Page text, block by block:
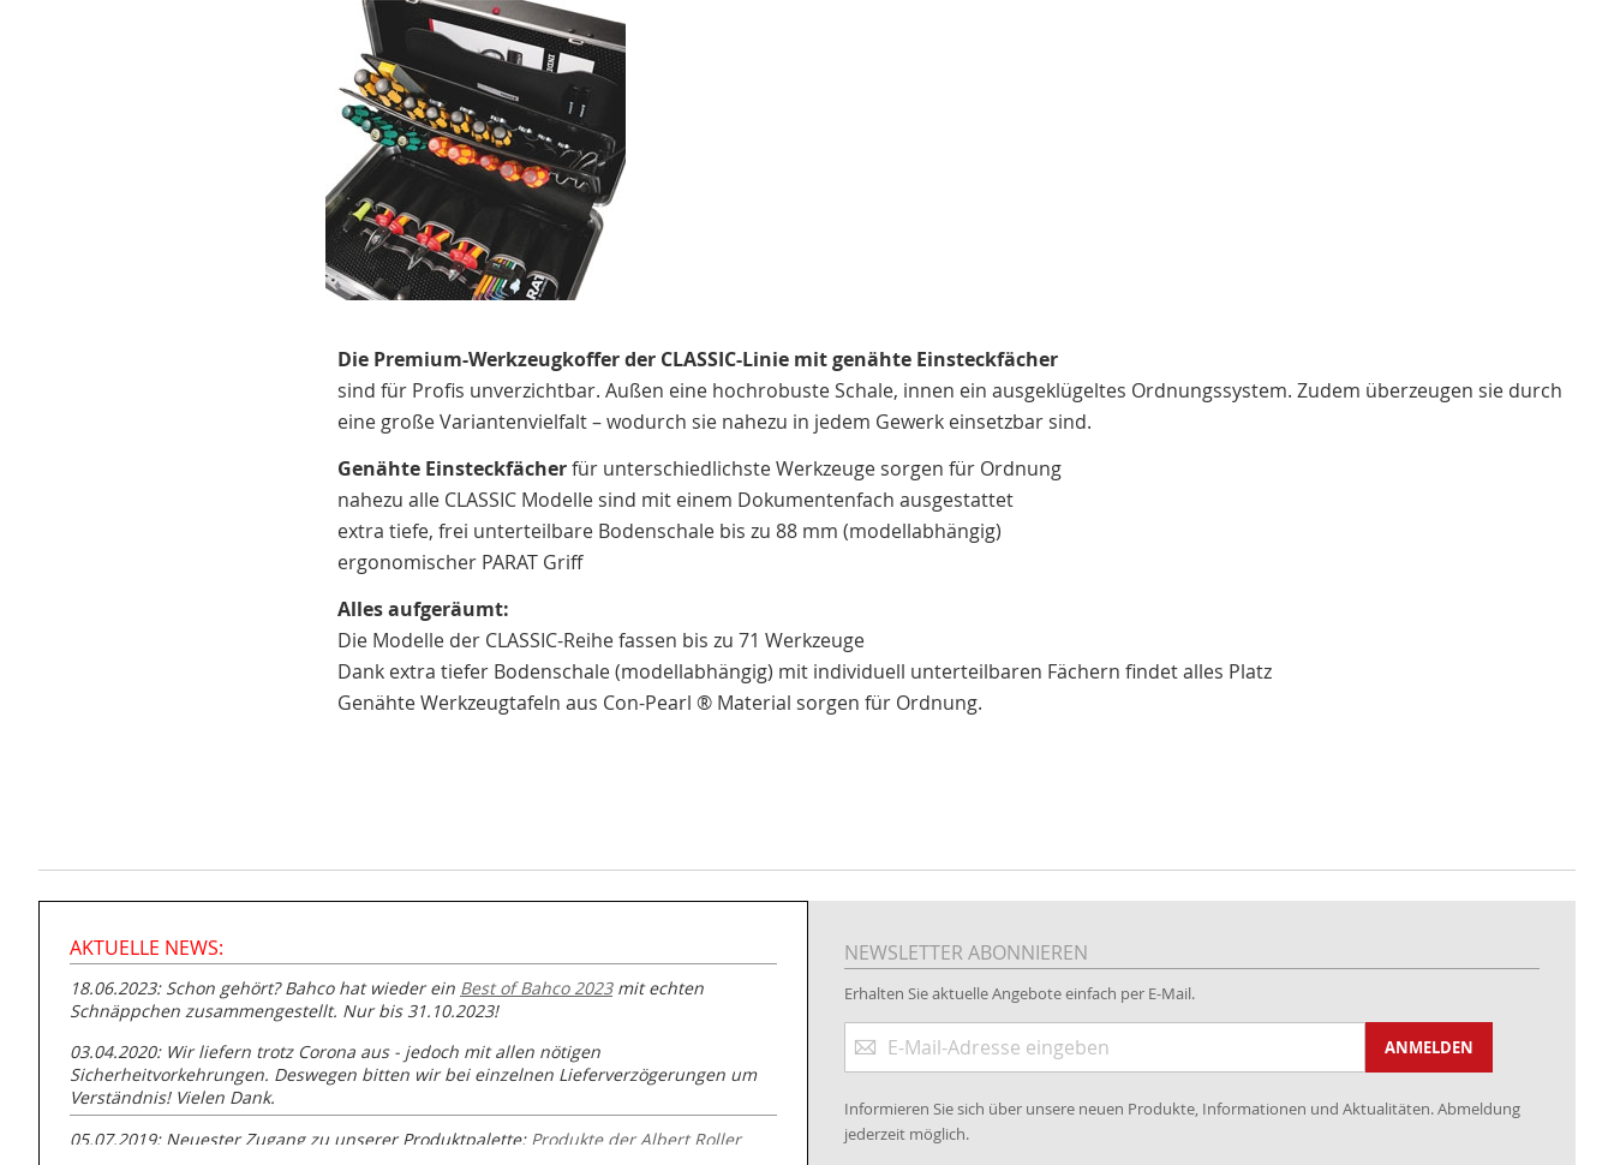
Die Premium-Werkzeugkoffer der CLASSIC-Linie mit genähte Einsteckfächer
sind für Profis unverzichtbar. Außen eine hochrobuste Schale, innen ein ausgeklügeltes Ordnungssystem. Zudem überzeugen sie durch
eine große Variantenvielfalt – wodurch sie nahezu in jedem Gewerk einsetzbar sind.
Genähte Einsteckfächerfür unterschiedlichste Werkzeuge sorgen für Ordnung
nahezu alle CLASSIC Modelle sind mit einem Dokumentenfach ausgestattet
extra tiefe, frei unterteilbare Bodenschale bis zu 88 mm (modellabhängig)
ergonomischer PARAT Griff
Alles aufgeräumt:
Die Modelle der CLASSIC-Reihe fassen bis zu 71 Werkzeuge
Dank extra tiefer Bodenschale (modellabhängig) mit individuell unterteilbaren Fächern findet alles Platz
Genähte Werkzeugtafeln aus Con-Pearl ® Material sorgen für Ordnung.
AKTUELLE NEWS:
18.06.2023: Schon gehört? Bahco hat wieder ein Best of Bahco 2023mit echten
Schnäppchen zusammengestellt. Nur bis 31.10.2023!
03.04.2020: Wir liefern trotz Corona aus - jedoch mit allen nötigen
Sicherheitvorkehrungen. Deswegen bitten wir bei einzelnen Lieferverzögerungen um
Verständnis! Vielen Dank.
05.07.2019: Neuester Zugang zu unserer Produktpalette: Produkte der Albert Roller
NEWSLETTER ABONNIEREN
Erhalten Sie aktuelle Angebote einfach per E-Mail.
zum
ANMELDEN
Informieren Sie sich über unsere neuen Produkte, Informationen und Aktualitäten. Abmeldung
jederzeit möglich.